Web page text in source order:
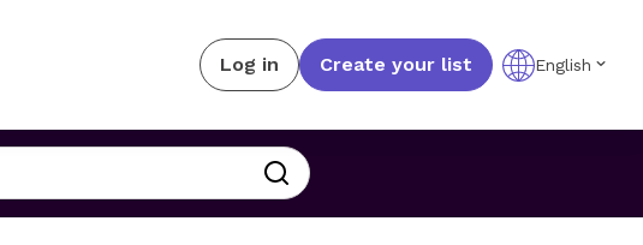
Log in Create your list English